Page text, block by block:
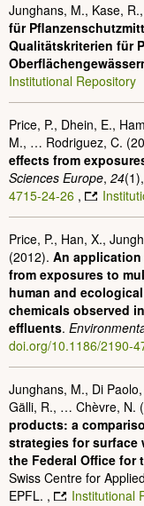
Junghans, M., Kase,
für
Qualitätskriterien für
Institutional Repository
Price, P., Dhein, E.,
M., … Rodriguez, C.
effects from
Sciences Europe, 24
4715-24-26 ,
Price, P., Han, X.,
(2012). An
from exposures to
human and
chemicals observed
effluents.
doi.org/10.1186/2190-
Junghans, M., Di
Gälli, R., … Chèvre, N.
products: a
strategies for surface
the Federal Office for
Swiss Centre for
EPFL. ,
Institutional